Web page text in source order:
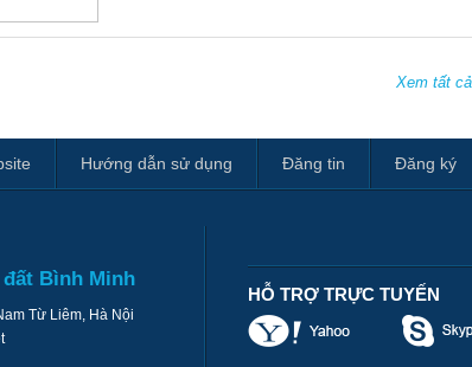
Xem tất
Hướng dẫn sử dụng Đăng tin Đăng ký
đất Bình Minh
Từ Liêm, Hà Nội
HỖ TRỢ TRỰC TUYẾN